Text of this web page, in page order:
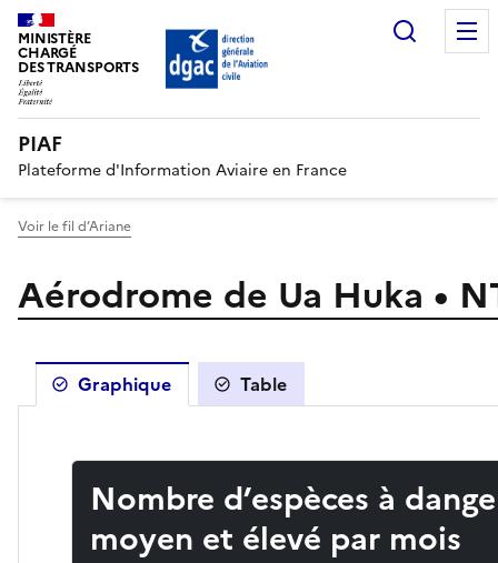
MINISTÈRE
CHARGÉ
DES TRANSPORTS
PIAF
Plateforme d'Information Aviaire en France
Voir le fil d’Ariane
Aérodrome de Ua Huka •
Graphique Table
Nombre d’espèces à
moyen et élevé par mois